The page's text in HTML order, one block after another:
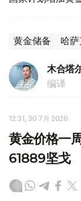
黄金储备 哈
木合塔
编译
12:31, 30 7月 2026
黄金价格一
61889坚戈